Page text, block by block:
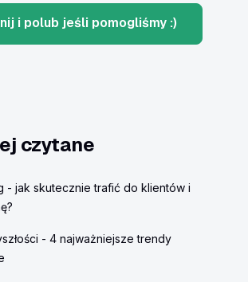
i polub jeśli pomogliśmy :)
czytane
- jak skutecznie trafić do klientów i
- 4 najważniejsze trendy